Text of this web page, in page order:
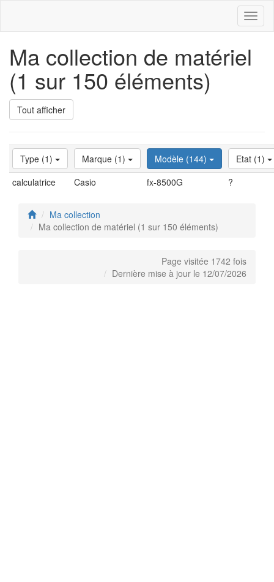
Ma collection de matériel
(1 sur 150 éléments)
Tout afficher
Type (1) Marque (1) Modèle (144)
Etat (1)
calculatrice
Casio fx-8500G ?
Ma collection
Ma collection de matériel (1 sur 150 éléments)
Page visitée 1742 fois
Dernière mise à jour le 12/07/2026